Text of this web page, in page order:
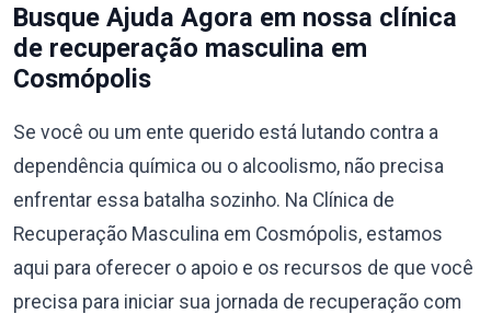
Busque Ajuda Agora em nossa clínica
de recuperação masculina em
Cosmópolis
Se você ou um ente querido está lutando contra a
dependência química ou o alcoolismo, não precisa
enfrentar essa batalha sozinho. Na Clínica de
Recuperação Masculina em Cosmópolis, estamos
aqui para oferecer o apoio e os recursos de que você
precisa para iniciar sua jornada de recuperação com